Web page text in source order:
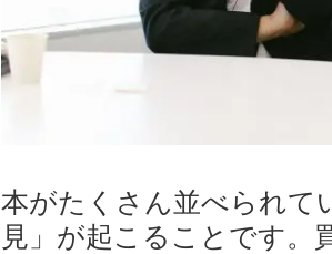
本がたくさん並べられて
見」が起こることです。